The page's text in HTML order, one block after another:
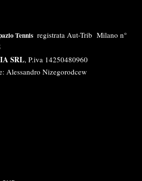
Tennis registrata Aut-Trib Milano n°
SRL, P.iva 14250480960
Alessandro Nizegorodcew